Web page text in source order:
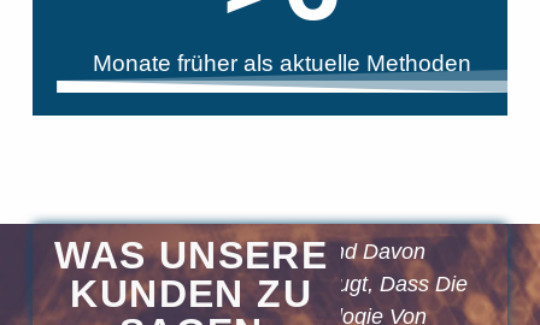
Monate früher als aktuelle Methoden
WAS UNSERE
KUNDEN ZU
Mining-
Deep-
"In Zusammenarbeit Mit
Summetix Wollten Wir
Einen Einzigartigen
"Wir Sind Davon
Überzeugt, Dass Die
Technologie Von
"Mit Hilfe
Lösung